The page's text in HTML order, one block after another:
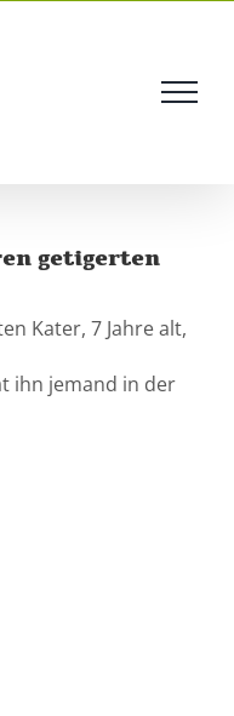
getigerten
Kater, 7 Jahre alt,
ihn jemand in der